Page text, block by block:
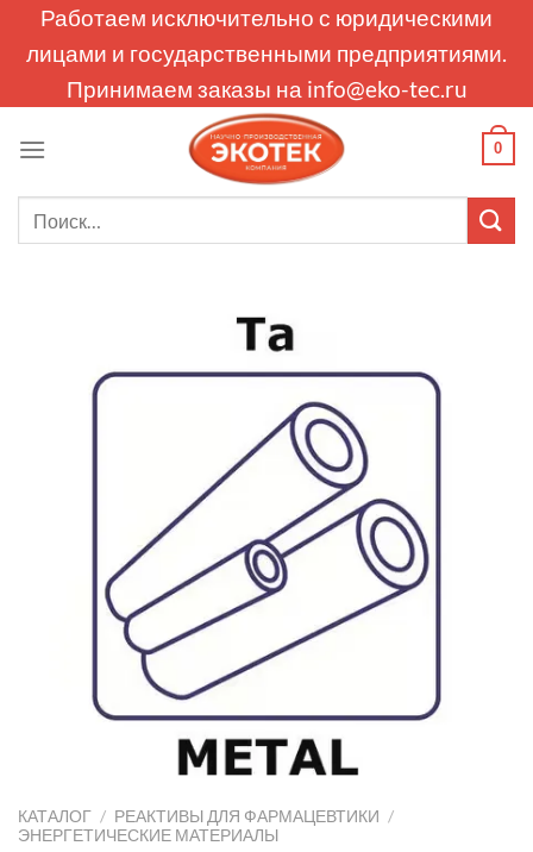
Работаем исключительно с юридическими
лицами и государственными предприятиями.
Принимаем заказы на info@eko-tec.ru
0
КАТАЛОГ / РЕАКТИВЫ ДЛЯ ФАРМАЦЕВТИКИ /
ЭНЕРГЕТИЧЕСКИЕ МАТЕРИАЛЫ